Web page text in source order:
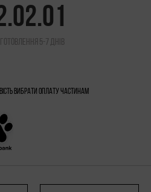
5-7 днів
вибрати Оплату частинам